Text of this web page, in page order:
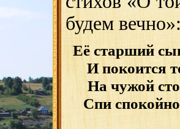
будем
Её старший
И покоится
На чужой
Спи